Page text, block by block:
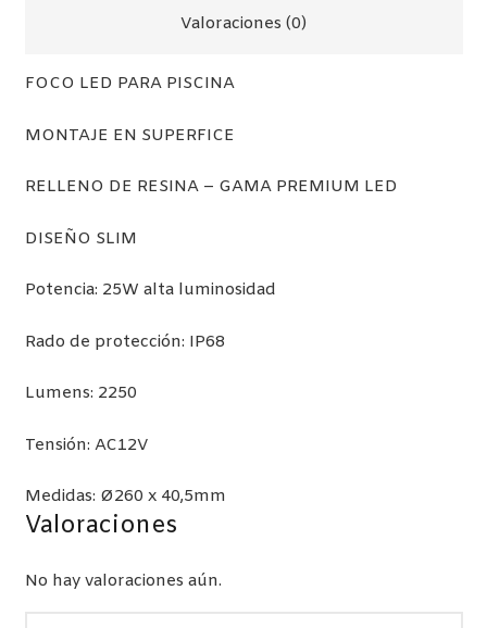
Valoraciones (0)
FOCO LED PARA PISCINA
MONTAJE EN SUPERFICE
RELLENO DE RESINA – GAMA PREMIUM LED
DISEÑO SLIM
Potencia: 25W alta luminosidad
Rado de protección: IP68
Lumens: 2250
Tensión: AC12V
Medidas: Ø260 x 40,5mm
Valoraciones
No hay valoraciones aún.